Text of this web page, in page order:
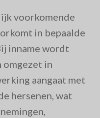
voorkomende
in bepaalde
inname wordt
omgezet in
aangaat met
hersenen, wat